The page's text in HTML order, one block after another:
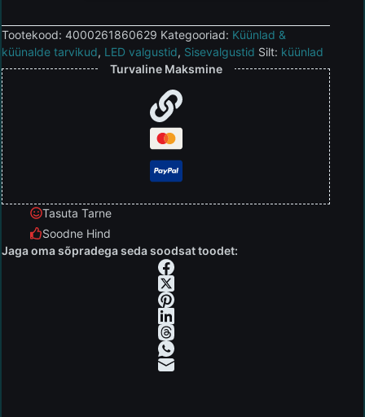
Tootekood: 4000261860629 Kategooriad: Küünlad &
küünalde tarvikud, LED valgustid, Sisevalgustid Silt: küünlad
Turvaline Maksmine
Tasuta Tarne
Soodne Hind
Jaga oma sõpradega seda soodsat toodet: